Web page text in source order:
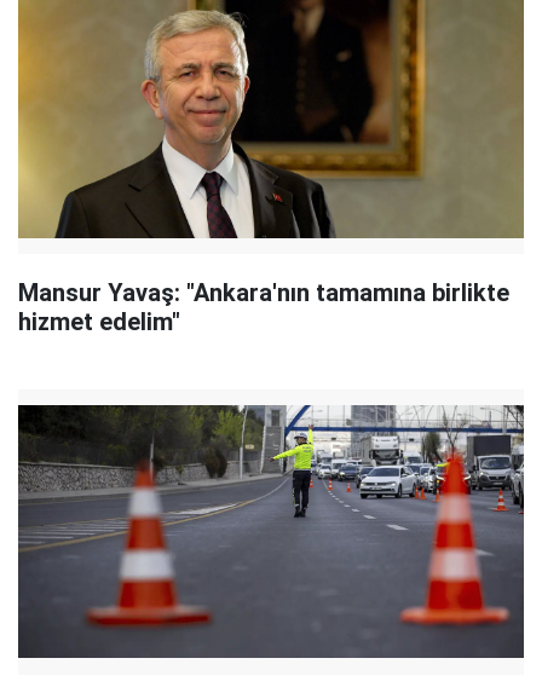
Mansur Yavaş: "Ankara'nın tamamına birlikte
hizmet edelim"